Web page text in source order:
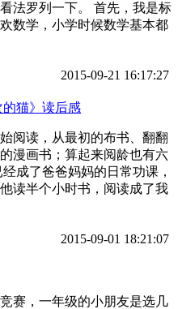
法罗列一下。 首先，我是标
数学，小学时候数学基本都
2015-09-21 16:17:27
的猫》读后感
阅读，从最初的布书、翻翻
漫画书；算起来阅龄也有六
成了爸爸妈妈的日常功课，
读半个小时书，阅读成了我
2015-09-01 18:21:07
赛，一年级的小朋友是选几